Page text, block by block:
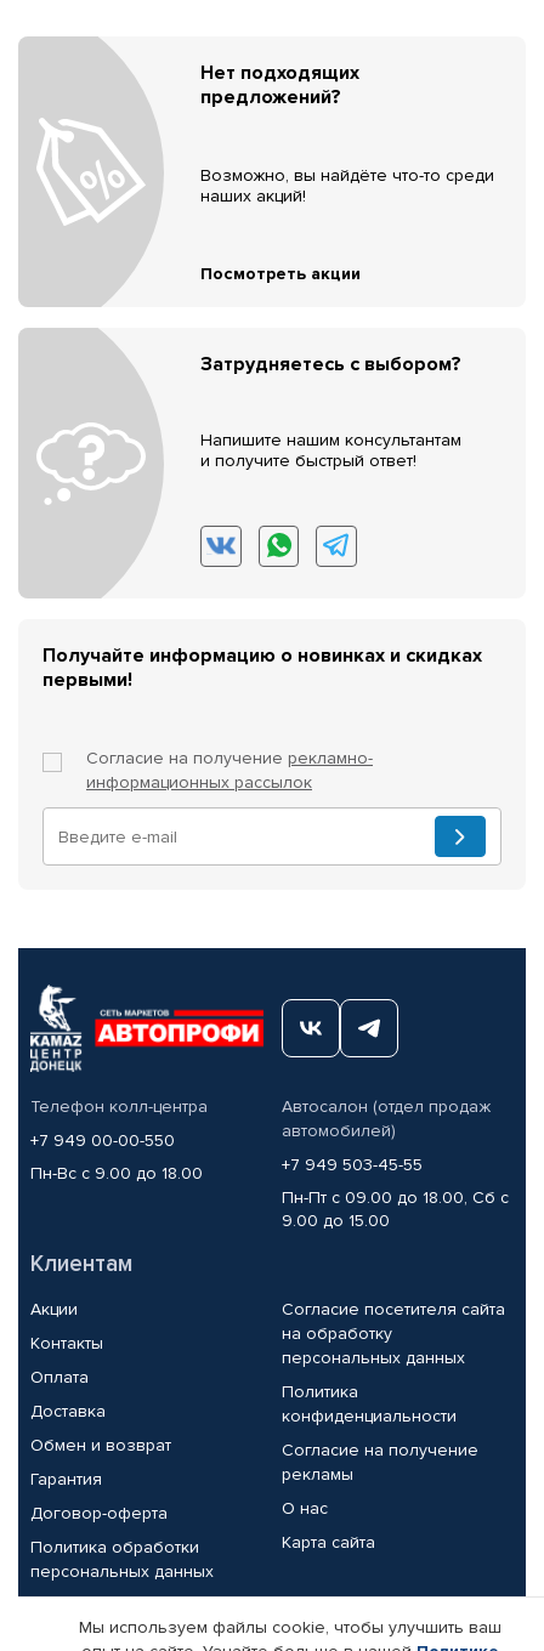
Нет подходящих
предложений?
Возможно, вы найдёте что-то среди
наших акций!
Посмотреть акции
Затрудняетесь с выбором?
Напишите нашим консультантам
и получите быстрый ответ!
Получайте информацию о новинках и скидках
первыми!
Согласие на получение рекламно-
информационных рассылок
Телефон колл-центра
+7 949 00-00-550
Пн-Вс с 9.00 до 18.00
Автосалон (отдел продаж
автомобилей)
+7 949 503-45-55
Пн-Пт с 09.00 до 18.00, Сб с
9.00 до 15.00
Клиентам
Акции
Контакты
Оплата
Доставка
Обмен и возврат
Гарантия
Договор-оферта
Политика обработки
персональных данных
Согласие посетителя сайта
на обработку
персональных данных
Политика
конфиденциальности
Согласие на получение
рекламы
О нас
Карта сайта
Партнерам
Мы используем файлы cookie, чтобы улучшить ваш